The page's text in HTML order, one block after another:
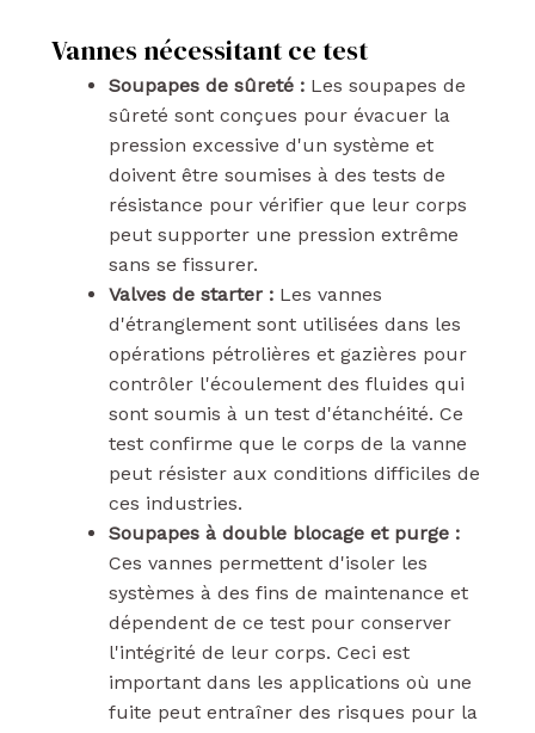
Vannes nécessitant ce test
Soupapes de sûreté : Les soupapes de
sûreté sont conçues pour évacuer la
pression excessive d'un système et
doivent être soumises à des tests de
résistance pour vérifier que leur corps
peut supporter une pression extrême
sans se fissurer.
Valves de starter : Les vannes
d'étranglement sont utilisées dans les
opérations pétrolières et gazières pour
contrôler l'écoulement des fluides qui
sont soumis à un test d'étanchéité. Ce
test confirme que le corps de la vanne
peut résister aux conditions difficiles de
ces industries.
Soupapes à double blocage et purge :
Ces vannes permettent d'isoler les
systèmes à des fins de maintenance et
dépendent de ce test pour conserver
l'intégrité de leur corps. Ceci est
important dans les applications où une
fuite peut entraîner des risques pour la